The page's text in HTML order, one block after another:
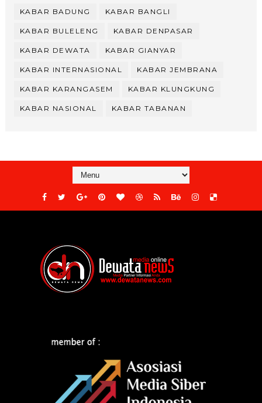
KABAR BADUNG KABAR BANGLI
KABAR BULELENG KABAR DENPASAR
KABAR DEWATA KABAR GIANYAR
KABAR INTERNASIONAL KABAR JEMBRANA
KABAR KARANGASEM KABAR KLUNGKUNG
KABAR NASIONAL KABAR TABANAN